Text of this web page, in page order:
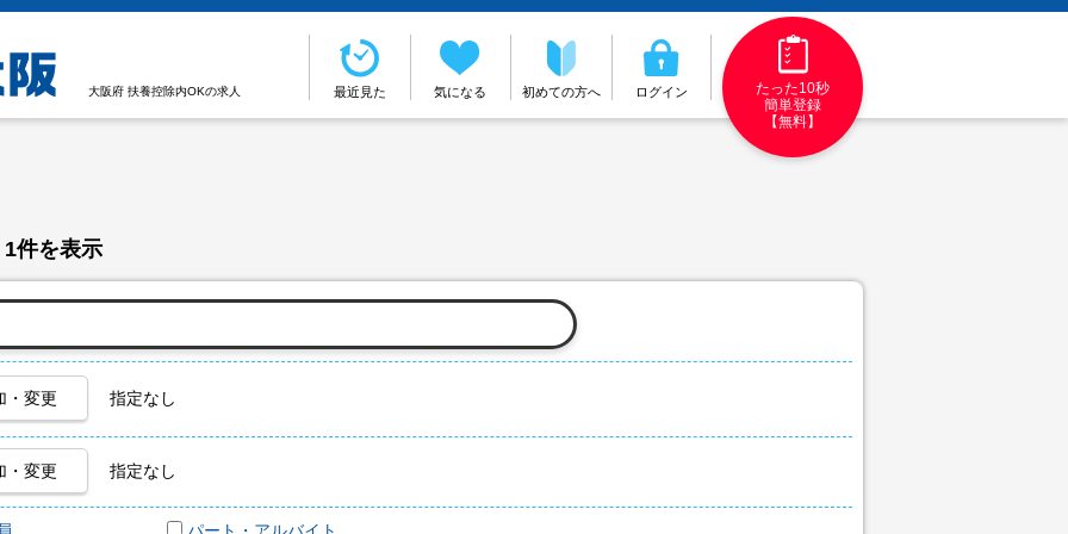
大阪府 扶養控除内OKの求人 最近見た 気になる 初めての方へ ログイン
たった10秒
簡単登録
【無料】
件を表示
・変更 指定なし
・変更 指定なし